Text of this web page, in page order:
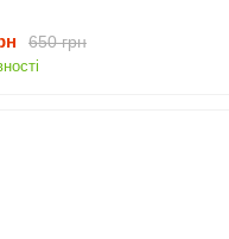
650 грн